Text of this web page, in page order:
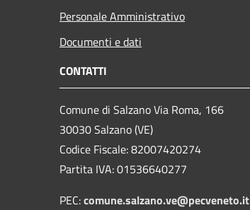
Personale Amministrativo
Documenti e dati
CONTATTI
Comune di Salzano Via Roma, 166
30030 Salzano (VE)
Codice Fiscale: 82007420274
Partita IVA: 01536640277
PEC:comune.salzano.ve@pecveneto.it